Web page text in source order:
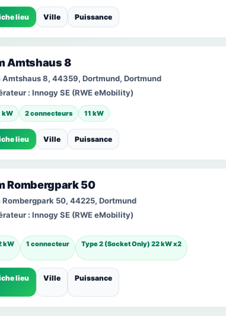
lieu Ville Puissance
Amtshaus 8
Amtshaus 8, 44359, Dortmund, Dortmund
: Innogy SE (RWE eMobility)
kW 2 connecteurs 11 kW
lieu Ville Puissance
Rombergpark 50
Rombergpark 50, 44225, Dortmund
: Innogy SE (RWE eMobility)
kW 1 connecteur Type 2 (Socket Only) 22 kW x2
lieu Ville Puissance